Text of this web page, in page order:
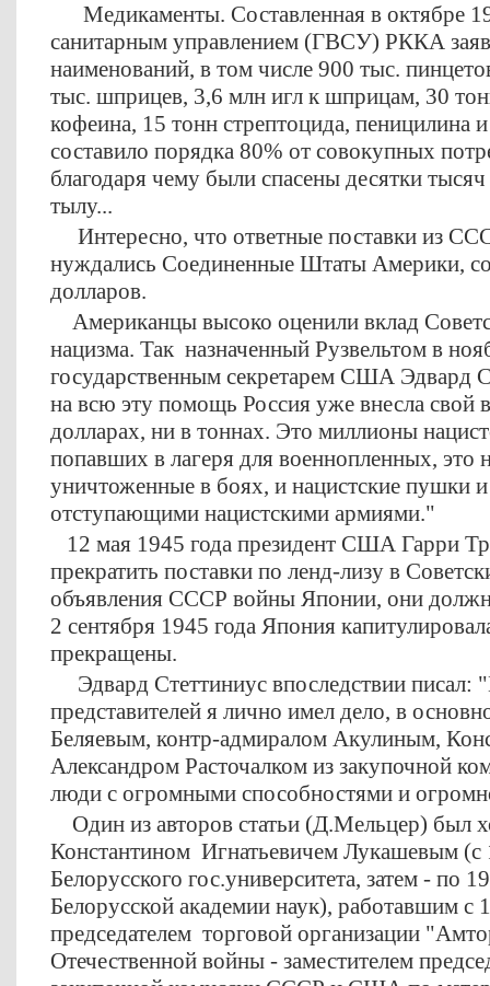
Медикаменты. Составленная в октябре
санитарным управлением (ГВСУ) РККА
наименований, в том числе 900 тыс.
тыс. шприцев, 3,6 млн игл к шприцам, 30
кофеина, 15 тонн стрептоцида, пеницилина
составило порядка 80% от совокупных
благодаря чему были спасены десятки
тылу...
Интересно, что ответные поставки из
нуждались Соединенные Штаты Америки,
долларов.
Американцы высоко оценили вклад
нацизма. Так назначенный Рузвельтом в
государственным секретарем США Эдвард
на всю эту помощь Россия уже внесла свой
долларах, ни в тоннах. Это миллионы
попавших в лагеря для военнопленных, это
уничтоженные в боях, и нацистские пушки
отступающими нацистскими армиями."
12 мая 1945 года президент США Гарри
прекратить поставки по ленд-лизу в
объявления СССР войны Японии, они
2 сентября 1945 года Япония
прекращены.
Эдвард Стеттиниус впоследствии писал:
представителей я лично имел дело, в
Беляевым, контр-адмиралом Акулиным,
Александром Расточалком из закупочной
люди с огромными способностями и
Один из авторов статьи (Д.Мельцер) был
Константином Игнатьевичем Лукашевым (с
Белорусского гос.университета, затем - по
Белорусской академии наук), работавшим
председателем торговой организации
Отечественной войны - заместителем